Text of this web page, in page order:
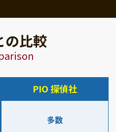
の比較
PIO 探偵社
多数